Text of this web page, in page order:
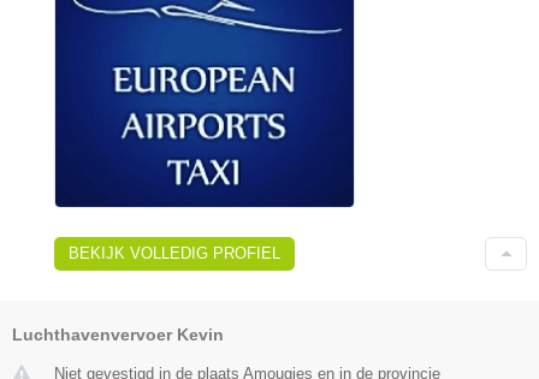
BEKIJK VOLLEDIG PROFIEL
Luchthavenvervoer Kevin
Niet gevestigd in de plaats Amougies en in de provincie